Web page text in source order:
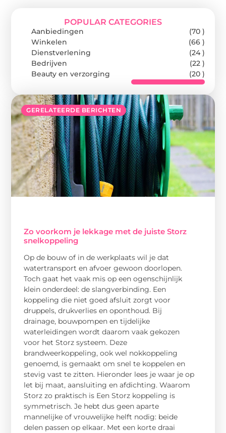
GERELATEERDE BERICHTEN
Zo voorkom je lekkage met de juiste Storz
snelkoppeling
Op de bouw of in de werkplaats wil je dat
watertransport en afvoer gewoon doorlopen.
Toch gaat het vaak mis op een ogenschijnlijk
klein onderdeel: de slangverbinding. Een
koppeling die niet goed afsluit zorgt voor
druppels, drukverlies en oponthoud. Bij
drainage, bouwpompen en tijdelijke
waterleidingen wordt daarom vaak gekozen
voor het Storz systeem. Deze
brandweerkoppeling, ook wel nokkoppeling
genoemd, is gemaakt om snel te koppelen en
stevig vast te zitten. Hieronder lees je waar je op
let bij maat, aansluiting en afdichting. Waarom
Storz zo praktisch is Een Storz koppeling is
symmetrisch. Je hebt dus geen aparte
mannelijke of vrouwelijke helft nodig: beide
delen passen op elkaar. Met een korte draai
POPULAR CATEGORIES
Aanbiedingen
(70 )
Winkelen
(66 )
Dienstverlening
(24 )
Bedrijven
(22 )
Beauty en verzorging
(20 )